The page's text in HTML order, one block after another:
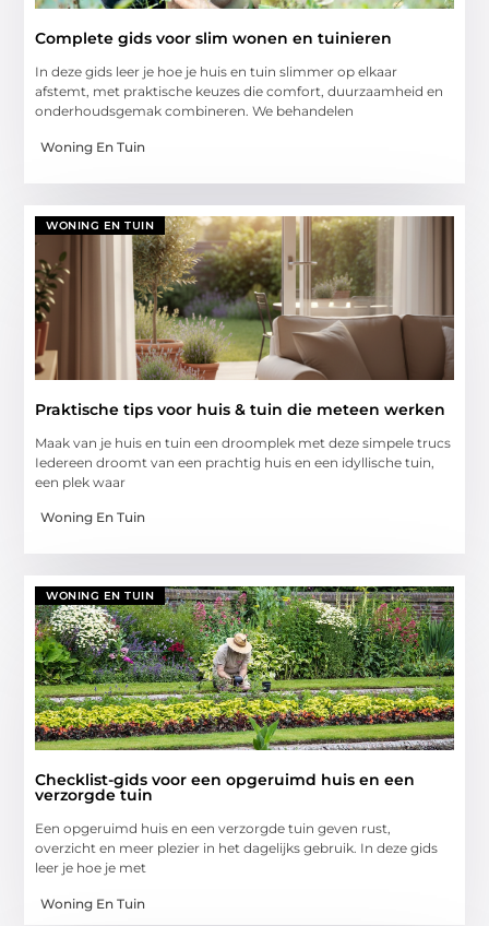
Complete gids voor slim wonen en tuinieren
In deze gids leer je hoe je huis en tuin slimmer op elkaar
afstemt, met praktische keuzes die comfort, duurzaamheid en
onderhoudsgemak combineren. We behandelen
Woning En Tuin
WONING EN TUIN
Praktische tips voor huis & tuin die meteen werken
Maak van je huis en tuin een droomplek met deze simpele trucs
Iedereen droomt van een prachtig huis en een idyllische tuin,
een plek waar
Woning En Tuin
WONING EN TUIN
Checklist-gids voor een opgeruimd huis en een
verzorgde tuin
Een opgeruimd huis en een verzorgde tuin geven rust,
overzicht en meer plezier in het dagelijks gebruik. In deze gids
leer je hoe je met
Woning En Tuin